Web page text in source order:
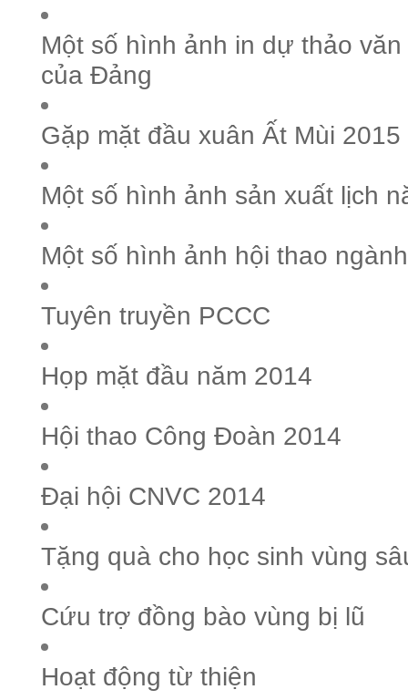
Một số hình ảnh in dự thảo
của Đảng
Gặp mặt đầu xuân Ất Mùi 2015
Một số hình ảnh sản xuất lịch
Một số hình ảnh hội thao
Tuyên truyền PCCC
Họp mặt đầu năm 2014
Hội thao Công Đoàn 2014
Đại hội CNVC 2014
Tặng quà cho học sinh vùng
Cứu trợ đồng bào vùng bị lũ
Hoạt động từ thiện